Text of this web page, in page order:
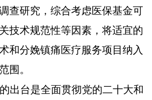
查研究，综合考虑医保基金可
技术规范性等因素，将适宜的
和分娩镇痛医疗服务项目纳入
围。
的出台是全面贯彻党的二十大和